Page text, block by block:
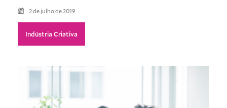
2 de julho de 2019
Indústria Criativa